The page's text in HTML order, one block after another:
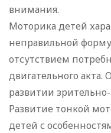
внимания.
Моторика детей
неправильной
отсутствием
двигательного акта.
развитии
Развитие тонкой
детей с